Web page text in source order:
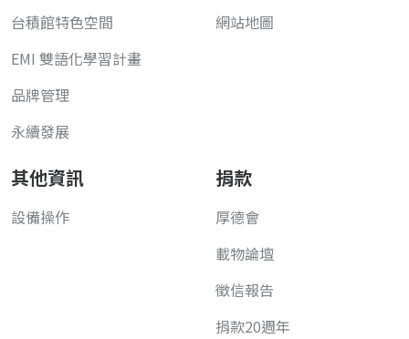
台積館特色空間
EMI 雙語化學習計畫
品牌管理
永續發展
網站地圖
其他資訊
設備操作
捐款
厚德會
載物論壇
徵信報告
捐款20週年